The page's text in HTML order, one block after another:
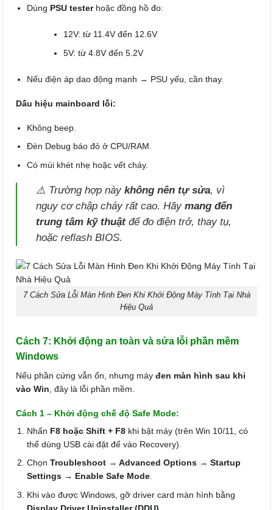
Dùng PSU testerhoặc đồng hồ đo:
12V: từ 11.4V đến 12.6V
5V: từ 4.8V đến 5.2V
Nếu điện áp dao động mạnh → PSU yếu, cần thay.
Dấu hiệu mainboard lỗi:
Không beep.
Đèn Debug báo đỏ ở CPU/RAM.
Có mùi khét nhẹ hoặc vết cháy.
⚠️ Trường hợp nàykhông nên tự sửa, vì
nguy cơ chập cháy rất cao. Hãymang đến
trung tâm kỹ thuậtđể đo điện trở, thay tụ,
hoặc reflash BIOS.
7 Cách Sửa Lỗi Màn Hình Đen Khi Khởi Động Máy Tính Tại Nhà
Hiệu Quả
Cách 7: Khởi động an toàn và sửa lỗi phần mềm
Windows
Nếu phần cứng vẫn ổn, nhưng máy đen màn hình sau khi
vào Win , đây là lỗi phần mềm.
Cách 1 – Khởi động chế độ Safe Mode:
Nhấn F8 hoặc Shift + F8 khi bật máy (trên Win 10/11, có
thể dùng USB cài đặt để vào Recovery).
ChọnTroubleshoot → Advanced Options → Startup
Settings → Enable Safe Mode.
Khi vào được Windows, gỡ driver card màn hình bằng
Display Driver Uninstaller (DDU)